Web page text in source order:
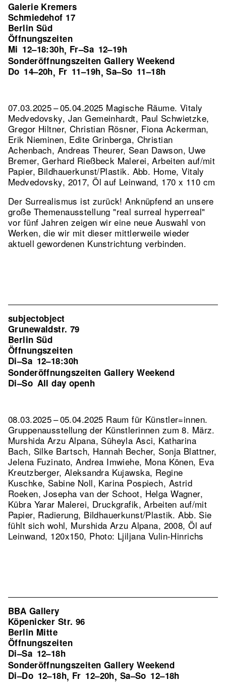
Galerie Kremers
Schmiedehof 17
Berlin Süd
Öffnungszeiten
Mi 12–18:30h, Fr–Sa 12–19h
Sonderöffnungszeiten Gallery Weekend
Do 14–20h, Fr 11–19h,Sa–So 11–18h
07.03.2025 – 05.04.2025 Magische Räume. Vitaly
Medvedovsky, Jan Gemeinhardt, Paul Schwietzke,
Gregor Hiltner, Christian Rösner, Fiona Ackerman,
Erik Nieminen, Edite Grinberga, Christian
Achenbach, Andreas Theurer, Sean Dawson, Uwe
Bremer, Gerhard Rießbeck Malerei, Arbeiten auf/mit
Papier, Bildhauerkunst/Plastik. Abb. Home, Vitaly
Medvedovsky, 2017, Öl auf Leinwand, 170 x 110 cm
Der Surrealismus ist zurück! Anknüpfend an unsere
große Themenausstellung "real surreal hyperreal"
vor fünf Jahren zeigen wir eine neue Auswahl von
Werken, die wir mit dieser mittlerweile wieder
aktuell gewordenen Kunstrichtung verbinden.
subjectobject
Grunewaldstr. 79
Berlin Süd
Öffnungszeiten
Di–Sa 12–18:30h
Sonderöffnungszeiten Gallery Weekend
Di–So All day openh
08.03.2025 – 05.04.2025 Raum für Künstler=innen.
Gruppenausstellung der Künstlerinnen zum 8. März.
Murshida Arzu Alpana, Süheyla Asci, Katharina
Bach, Silke Bartsch, Hannah Becher, Sonja Blattner,
Jelena Fuzinato, Andrea Imwiehe, Mona Könen, Eva
Kreutzberger, Aleksandra Kujawska, Regine
Kuschke, Sabine Noll, Karina Pospiech, Astrid
Roeken, Josepha van der Schoot, Helga Wagner,
Kübra Yarar Malerei, Druckgrafik, Arbeiten auf/mit
Papier, Radierung, Bildhauerkunst/Plastik.Abb. Sie
fühlt sich wohl, Murshida Arzu Alpana, 2008, Öl auf
Leinwand, 120x150, Photo: Ljiljana Vulin-Hinrichs
BBA Gallery
Köpenicker Str. 96
Berlin Mitte
Öffnungszeiten
Di–Sa 12–18h
Sonderöffnungszeiten Gallery Weekend
Di–Do 12–18h, Fr 12–20h, Sa–So 12–18h